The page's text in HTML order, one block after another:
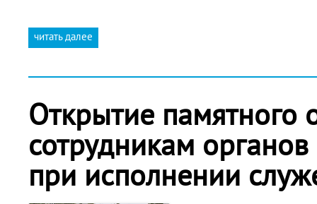
читать далее
Открытие памятного
сотрудникам
при исполнении